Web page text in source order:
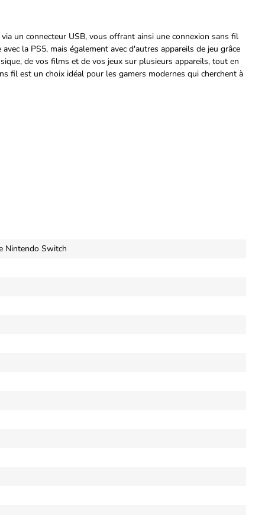
un connecteur USB, vous offrant ainsi une connexion sans fil
la PS5, mais également avec d'autres appareils de jeu grâce
de vos films et de vos jeux sur plusieurs appareils, tout en
fil est un choix idéal pour les gamers modernes qui cherchent à
Nintendo Switch